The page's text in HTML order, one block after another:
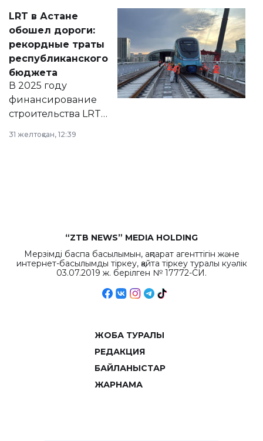
документ
появился в базе
нормативных
правовых актов и
на сайте маслихат
города.
LRT в Астане
обошел дороги:
рекордные траты
республиканского
бюджета
В 2025 году
финансирование
строительства LRT
республиканского
31 желтоқсан, 12:39
“ZTB NEWS” MEDIA HOLDING
Мерзімді баспа басылымын, ақпарат агенттігін және
интернет-басылымды тіркеу, қайта тіркеу туралы куәлік
03.07.2019 ж. берілген № 17772-СИ.
ЖОБА ТУРАЛЫ
РЕДАКЦИЯ
БАЙЛАНЫСТАР
ЖАРНАМА